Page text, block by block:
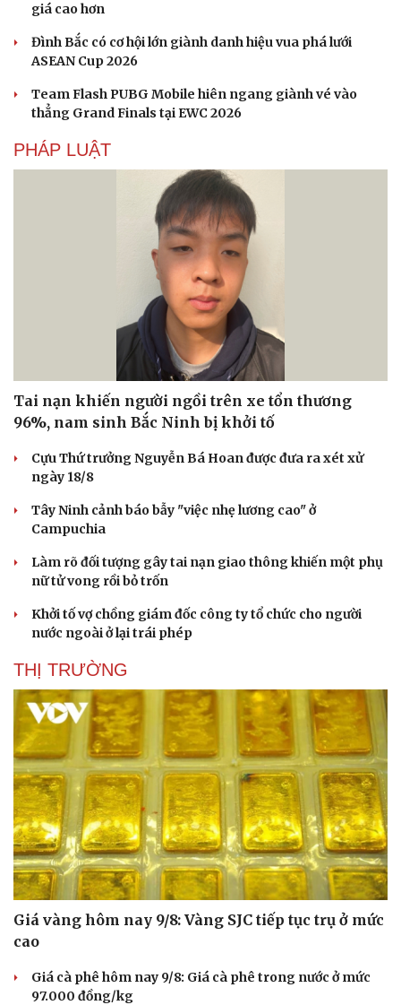
giá cao hơn
Đình Bắc có cơ hội lớn giành danh hiệu vua phá lưới
ASEAN Cup 2026
Team Flash PUBG Mobile hiên ngang giành vé vào
thẳng Grand Finals tại EWC 2026
PHÁP LUẬT
Tai nạn khiến người ngồi trên xe tổn thương
96%, nam sinh Bắc Ninh bị khởi tố
Cựu Thứ trưởng Nguyễn Bá Hoan được đưa ra xét xử
ngày 18/8
Tây Ninh cảnh báo bẫy "việc nhẹ lương cao" ở
Campuchia
Làm rõ đối tượng gây tai nạn giao thông khiến một phụ
nữ tử vong rồi bỏ trốn
Khởi tố vợ chồng giám đốc công ty tổ chức cho người
nước ngoài ở lại trái phép
THỊ TRƯỜNG
Giá vàng hôm nay 9/8: Vàng SJC tiếp tục trụ ở mức
cao
Giá cà phê hôm nay 9/8: Giá cà phê trong nước ở mức
97.000 đồng/kg